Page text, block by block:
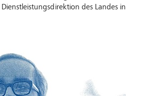
des Landes in